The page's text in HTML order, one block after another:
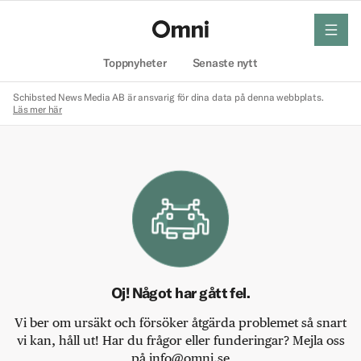
Toppnyheter Senaste nytt
meny
Schibsted News Media AB är ansvarig för dina data på denna webbplats.
Läs mer här
Oj! Något har gått fel.
Vi ber om ursäkt och försöker åtgärda problemet så snart
vi kan, håll ut! Har du frågor eller funderingar? Mejla oss